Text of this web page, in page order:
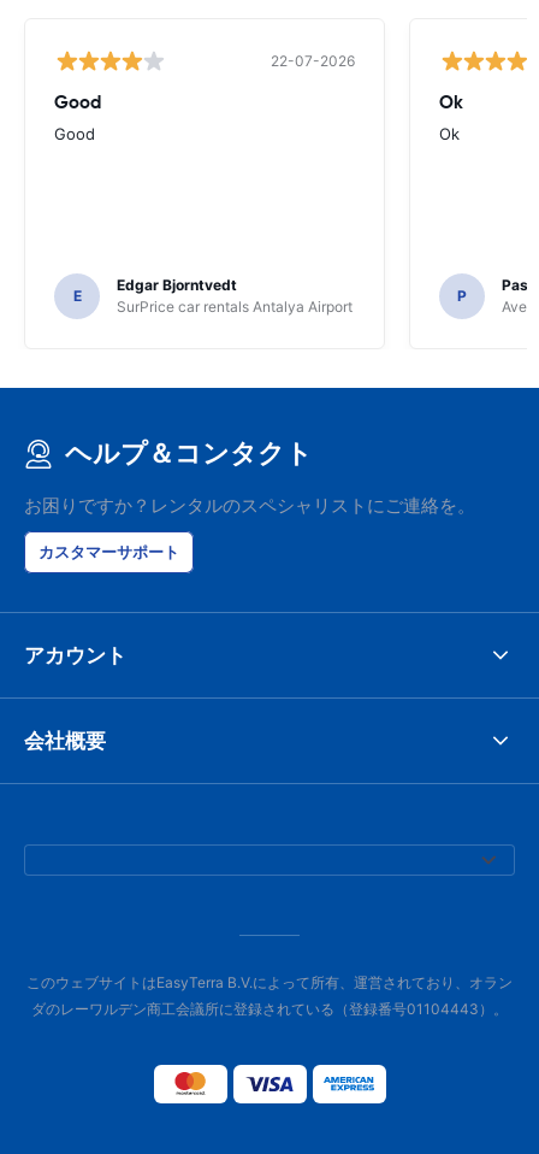
22-07-2026
Good
Good
E
Edgar Bjorntvedt
SurPrice car rentals Antalya Airport
Ok
Ok
P
Avec
ヘルプ＆コンタクト
お困りですか？レンタルのスペシャリストにご連絡を。
カスタマーサポート
アカウント
会社概要
このウェブサイトはEasyTerra B.V.によって所有、運営されており、オラン
ダのレーワルデン商工会議所に登録されている（登録番号01104443）。